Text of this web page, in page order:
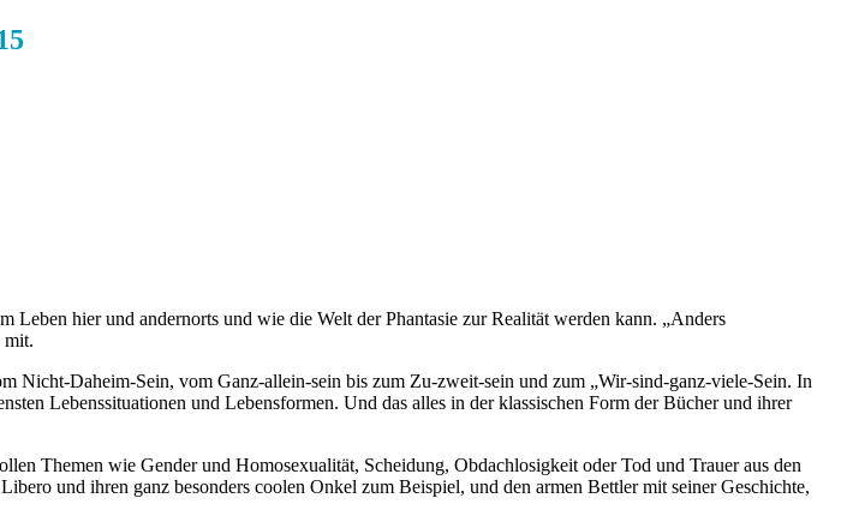
hier und andernorts und wie die Welt der Phantasie zur Realität werden kann. „Anders
mit.
Nicht-Daheim-Sein, vom Ganz-allein-sein bis zum Zu-zweit-sein und zum „Wir-sind-ganz-viele-Sein. In
Lebenssituationen und Lebensformen. Und das alles in der klassischen Form der Bücher und ihrer
Themen wie Gender und Homosexualität, Scheidung, Obdachlosigkeit oder Tod und Trauer aus den
und ihren ganz besonders coolen Onkel zum Beispiel, und den armen Bettler mit seiner Geschichte,